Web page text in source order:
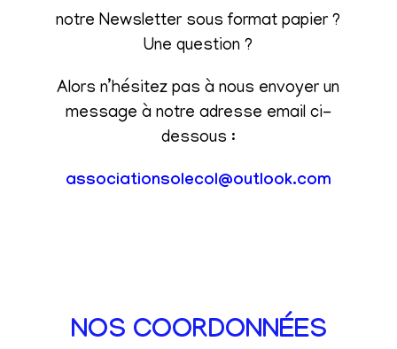
notre Newsletter sous format papier ?
Une question ?
Alors n’hésitez pas à nous envoyer un
message à notre adresse email ci-
dessous :
associationsolecol@outlook.com
NOS COORDONNÉES